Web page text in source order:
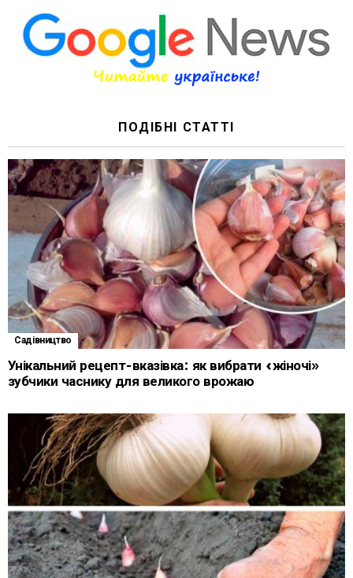
ПОДІБНІ СТАТТІ
Садівництво
Унікальний рецепт-вказівка: як вибрати «жіночі»
зубчики часнику для великого врожаю